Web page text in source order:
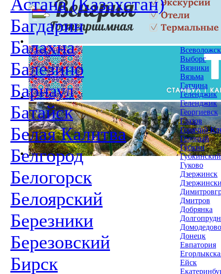
Багдарин
Балахна
Балезино
Барнаул
Батайск
Белая Калитва
Белгород
Белогорск
Белоярский
Березники
Березовский
Бирск
Всеволожск
Выборг
Вязники
Вязьма
Гатчина
Геленджик
Геленджик
Георгиевск
Глазов
Горячий
Грозный
Губкин
Губкинский
Гуково
Дзержинск
Дмитров
Добрянка
Домодедово
Донецк
Евпатория
Ейск